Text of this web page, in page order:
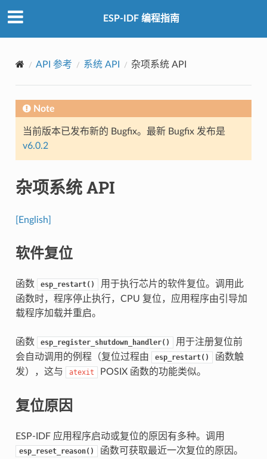
ESP-IDF 编程指南
API 参考 系统 API 杂项系统 API
Note
当前版本已发布新的 Bugfix。最新 Bugfix 发布是
v6.0.2
杂项系统 API
[English]
软件复位
函数 esp_restart()
用于执行芯片的软件复位。调用此
函数时，程序停止执行，CPU 复位，应用程序由引导加
载程序加载并重启。
函数 esp_register_shutdown_handler()
用于注册复位前
会自动调用的例程（复位过程由
esp_restart()
函数触
发），这与
atexit POSIX 函数的功能类似。
复位原因
ESP-IDF 应用程序启动或复位的原因有多种。调用
esp_reset_reason()
函数可获取最近一次复位的原因。